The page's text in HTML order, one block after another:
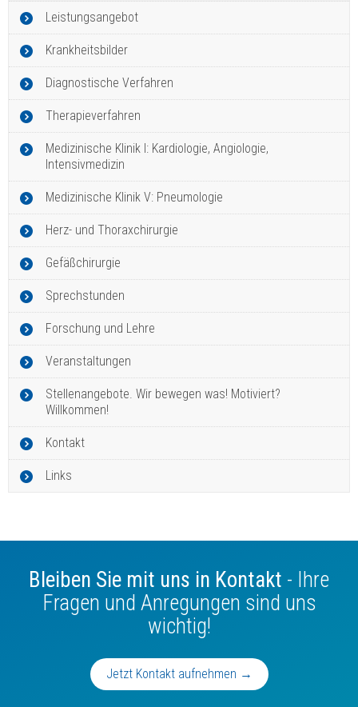
Leistungsangebot
Krankheitsbilder
Diagnostische Verfahren
Therapieverfahren
Medizinische Klinik I: Kardiologie, Angiologie,
Intensivmedizin
Medizinische Klinik V: Pneumologie
Herz- und Thoraxchirurgie
Gefäßchirurgie
Sprechstunden
Forschung und Lehre
Veranstaltungen
Stellenangebote. Wir bewegen was! Motiviert?
Willkommen!
Kontakt
Links
Bleiben Sie mit uns in Kontakt - Ihre
Fragen und Anregungen sind uns
wichtig!
Jetzt Kontakt aufnehmen →